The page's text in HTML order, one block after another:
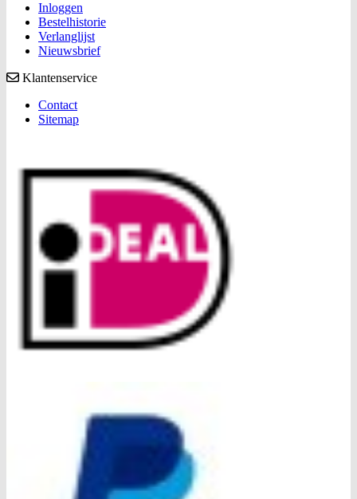
Inloggen
Bestelhistorie
Verlanglijst
Nieuwsbrief
Klantenservice
Contact
Sitemap